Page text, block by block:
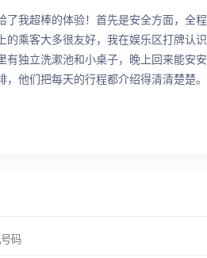
了我超棒的体验！首先是安全方面，全
的乘客大多很友好，我在娱乐区打牌认
有独立洗漱池和小桌子，晚上回来能安
，他们把每天的行程都介绍得清清楚楚。